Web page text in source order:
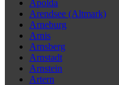
Apolda
Arendsee (Altmark)
Arneburg
Arnis
Arnsberg
Arnstadt
Arnstein
Artern